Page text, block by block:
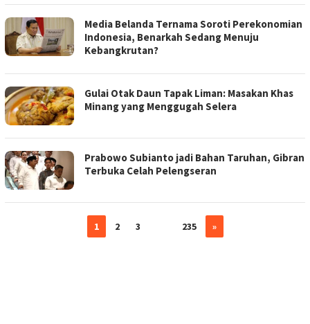
Media Belanda Ternama Soroti Perekonomian
Indonesia, Benarkah Sedang Menuju
Kebangkrutan?
Gulai Otak Daun Tapak Liman: Masakan Khas
Minang yang Menggugah Selera
Prabowo Subianto jadi Bahan Taruhan, Gibran
Terbuka Celah Pelengseran
1 2 3 235 »